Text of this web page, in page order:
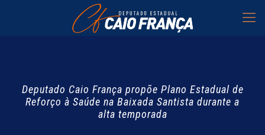
Deputado Caio França propõe Plano Estadual de
Reforço à Saúde na Baixada Santista durante a
alta temporada